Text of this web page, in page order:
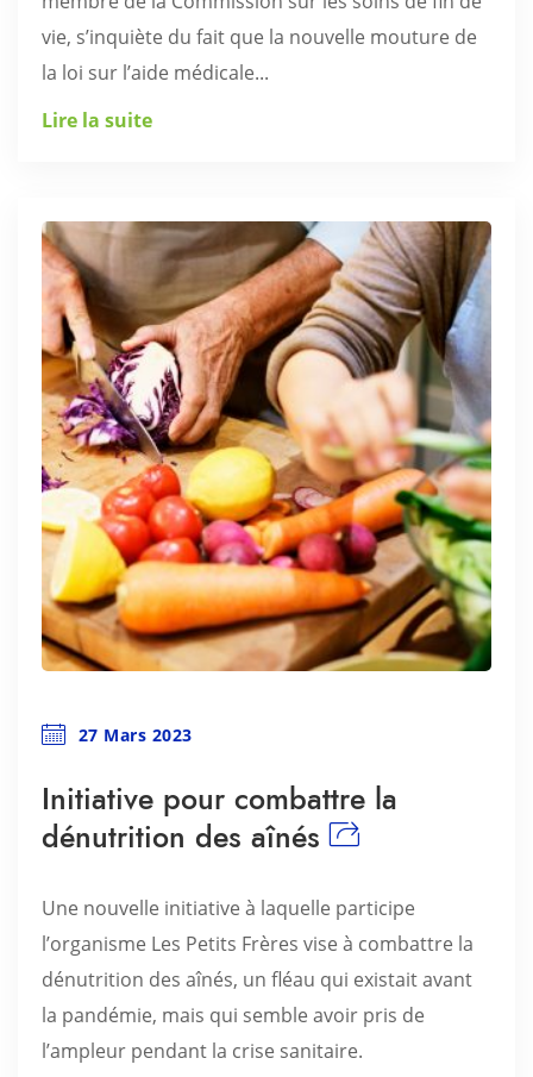
vie, s’inquiète du fait que la nouvelle mouture de
la loi sur l’aide médicale...
Lire la suite
27 Mars 2023
Initiative pour combattre la
dénutrition des aînés
Une nouvelle initiative à laquelle participe
l’organisme Les Petits Frères vise à combattre la
dénutrition des aînés, un fléau qui existait avant
la pandémie, mais qui semble avoir pris de
l’ampleur pendant la crise sanitaire.